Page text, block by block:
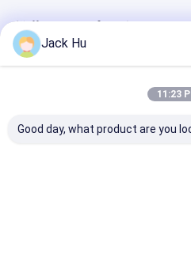
推薦されたプロダクト
Jack Hu
11:23
Good day, what product are you